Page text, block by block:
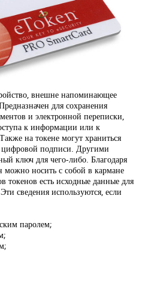
внешне напоминающее
для сохранения
и электронной переписки,
к информации или к
на токене могут храниться
цифровой подписи. Другими
ключ для чего-либо. Благодаря
можно носить с собой в кармане
токенов есть исходные данные для
сведения используются, если
паролем;